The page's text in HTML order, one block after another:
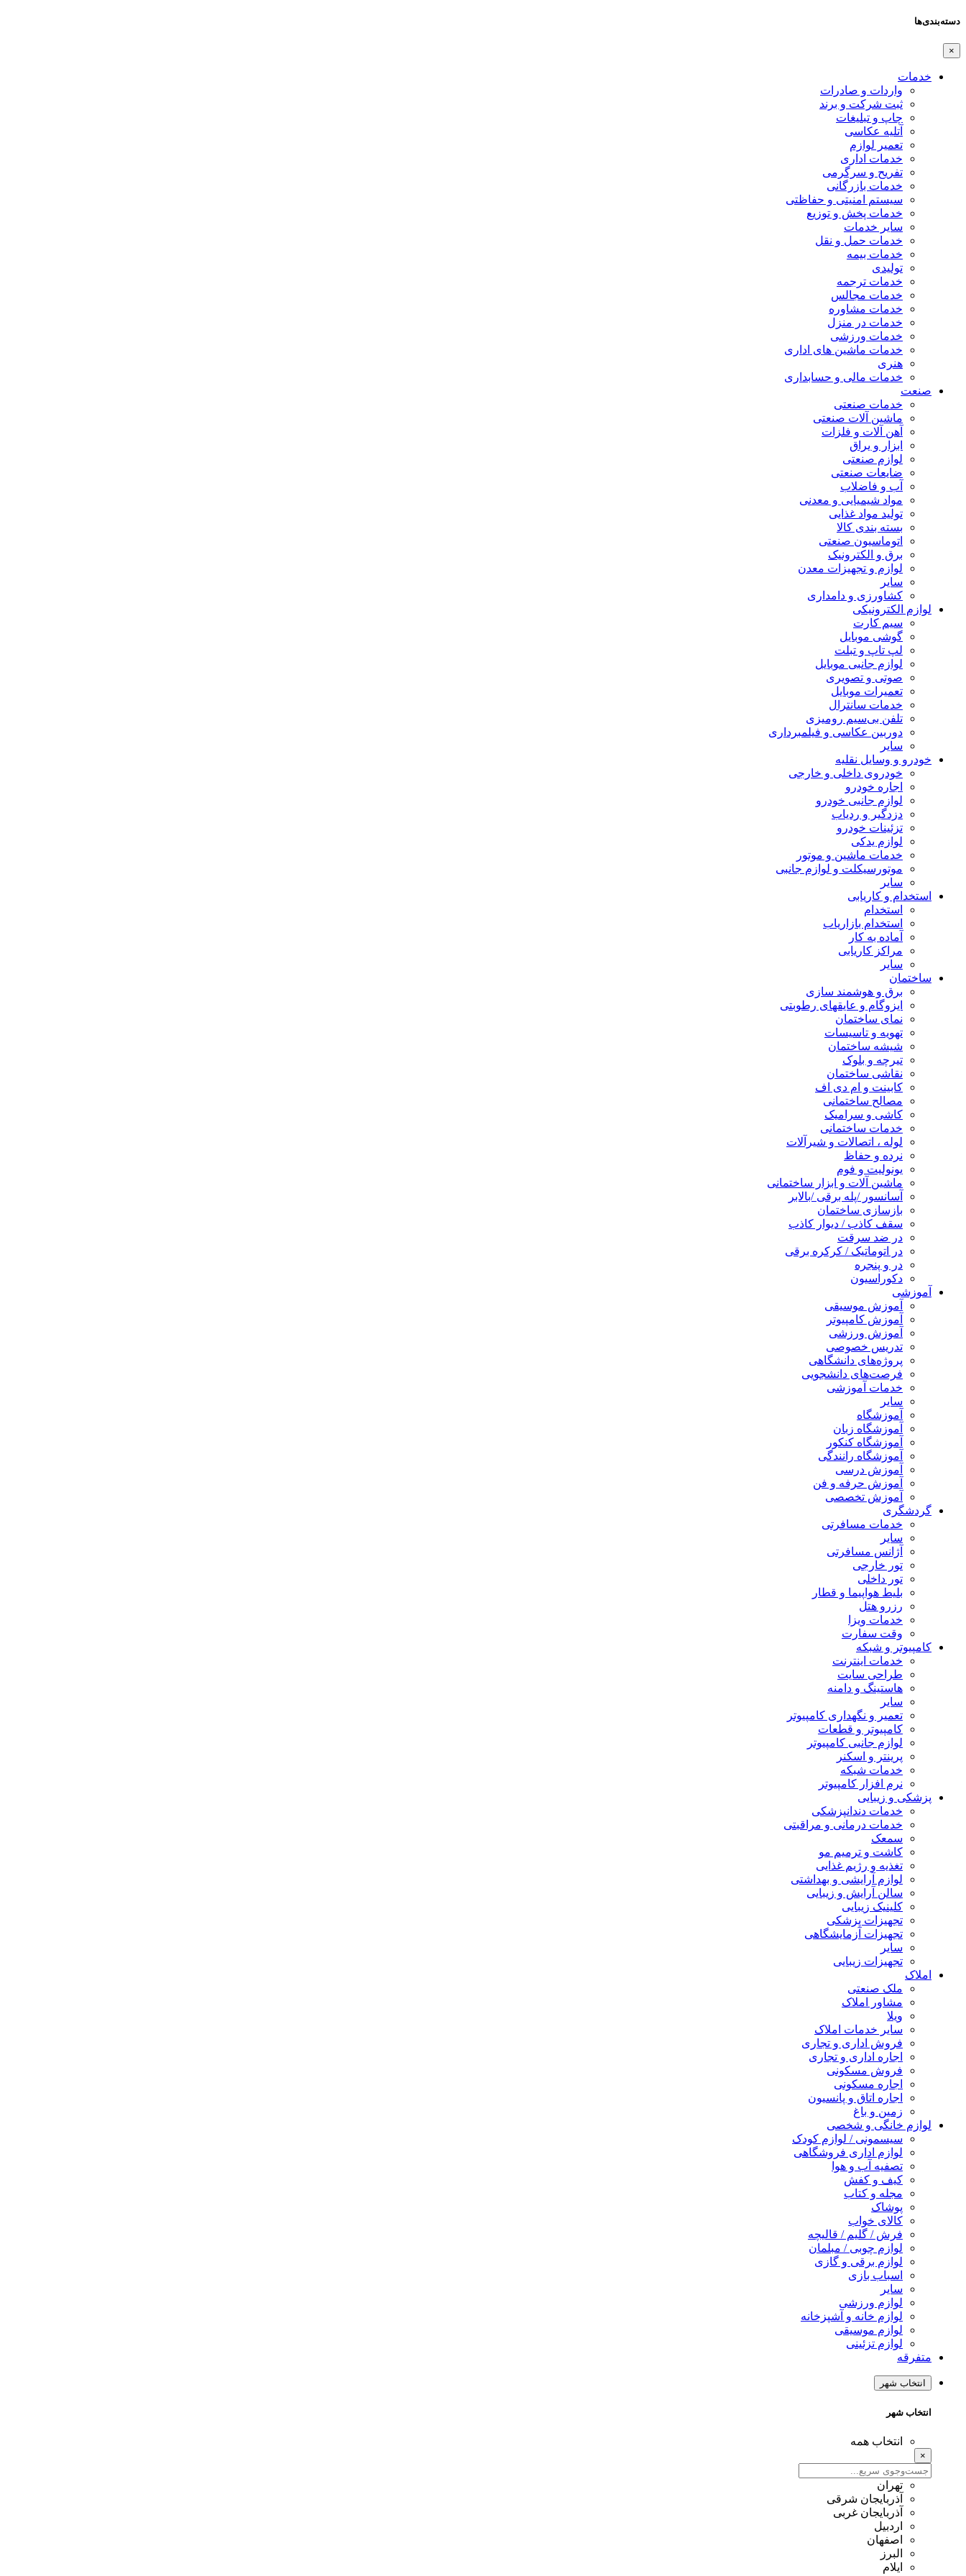
دسته‌بندی‌ها
×
خدمات
واردات و صادرات
ثبت شرکت و برند
چاپ و تبلیغات
آتلیه عکاسی
تعمیر لوازم
خدمات اداری
تفریح و سرگرمی
خدمات بازرگانی
سیستم امنیتی و حفاظتی
خدمات پخش و توزیع
سایر خدمات
خدمات حمل و نقل
خدمات بیمه
تولیدی
خدمات ترجمه
خدمات مجالس
خدمات مشاوره
خدمات در منزل
خدمات ورزشی
خدمات ماشین های اداری
هنری
خدمات مالی و حسابداری
صنعت
خدمات صنعتی
ماشین آلات صنعتی
آهن آلات و فلزات
ابزار و یراق
لوازم صنعتی
ضایعات صنعتی
آب و فاضلاب
مواد شیمیایی و معدنی
تولید مواد غذایی
بسته بندی کالا
اتوماسیون صنعتی
برق و الکترونیک
لوازم و تجهیزات معدن
سایر
کشاورزی و دامداری
لوازم الکترونیکی
سیم کارت
گوشی موبایل
لپ تاپ و تبلت
لوازم جانبی موبایل
صوتی و تصویری
تعمیرات موبایل
خدمات سانترال
تلفن بی‌سیم رومیزی
دوربین عکاسی و فیلمبرداری
سایر
خودرو و وسایل نقلیه
خودروی داخلی و خارجی
اجاره خودرو
لوازم جانبی خودرو
دزدگیر و ردیاب
تزئینات خودرو
لوازم یدکی
خدمات ماشین و موتور
موتورسیکلت و لوازم جانبی
سایر
استخدام و کاریابی
استخدام
استخدام بازاریاب
آماده به کار
مراکز کاریابی
سایر
ساختمان
برق و هوشمند سازی
ایزوگام و عایقهای رطوبتی
نمای ساختمان
تهویه و تاسیسات
شیشه ساختمان
تیرچه و بلوک
نقاشی ساختمان
کابینت و ام دی اف
مصالح ساختمانی
کاشی و سرامیک
خدمات ساختمانی
لوله ، اتصالات و شیرآلات
نرده و حفاظ
یونولیت و فوم
ماشین آلات و ابزار ساختمانی
آسانسور /پله برقی /بالابر
بازسازی ساختمان
سقف کاذب / دیوار کاذب
در ضد سرقت
در اتوماتیک / کرکره برقی
در و پنجره
دکوراسیون
آموزشی
آموزش موسیقی
آموزش کامپیوتر
آموزش ورزشی
تدریس خصوصی
پروژه‌های دانشگاهی
فرصت‌های دانشجویی
خدمات آموزشی
سایر
آموزشگاه
آموزشگاه زبان
آموزشگاه کنکور
آموزشگاه رانندگی
آموزش درسی
آموزش حرفه و فن
آموزش تخصصی
گردشگری
خدمات مسافرتی
سایر
آژانس مسافرتی
تور خارجی
تور داخلی
بلیط هواپیما و قطار
رزرو هتل
خدمات ویزا
وقت سفارت
کامپیوتر و شبکه
خدمات اینترنت
طراحی سایت
هاستینگ و دامنه
سایر
تعمیر و نگهداری کامپیوتر
کامپیوتر و قطعات
لوازم جانبی کامپیوتر
پرینتر و اسکنر
خدمات شبکه
نرم افزار کامپیوتر
پزشکی و زیبایی
خدمات دندانپزشکی
خدمات درمانی و مراقبتی
سمعک
کاشت و ترمیم مو
تغذیه و رژیم غذایی
لوازم آرایشی و بهداشتی
سالن آرایش و زیبایی
کلینیک زیبایی
تجهیزات پزشکی
تجهیزات آزمایشگاهی
سایر
تجهیزات زیبایی
املاک
ملک صنعتی
مشاور املاک
ویلا
سایر خدمات املاک
فروش اداری و تجاری
اجاره اداری و تجاری
فروش مسکونی
اجاره مسکونی
اجاره اتاق و پانسیون
زمین و باغ
لوازم خانگی و شخصی
سیسمونی / لوازم کودک
لوازم اداری فروشگاهی
تصفیه آب و هوا
کیف و کفش
مجله و کتاب
پوشاک
کالای خواب
فرش / گلیم / قالیچه
لوازم چوبی / مبلمان
لوازم برقی و گازی
اسباب بازی
سایر
لوازم ورزشی
لوازم خانه و آشپزخانه
لوازم موسیقی
لوازم تزئینی
متفرقه
انتخاب شهر
انتخاب شهر
انتخاب همه
×
تهران
آذربایجان شرقی
آذربایجان غربی
اردبیل
اصفهان
البرز
ایلام